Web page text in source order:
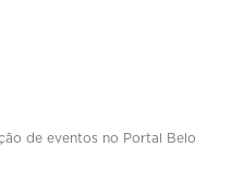
de eventos no Portal Belo